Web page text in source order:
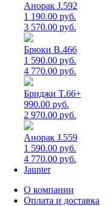
Анорак J.592
1 190.00 руб.
3 570.00 руб.
Брюки B.466
1 590.00 руб.
4 770.00 руб.
Бриджи T.66+
990.00 руб.
2 970.00 руб.
Анорак J.559
1 590.00 руб.
4 770.00 руб.
Jaunter
О компании
Оплата и доставка